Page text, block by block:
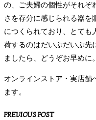
の、ご夫婦の個性がそれぞ
さを存分に感じられる器
につくられており、とても
荷するのはだいぶだいぶ先
ましたら、どうぞお早めに。
オンラインストア・実店舗
ます。
PREVIOUS POST